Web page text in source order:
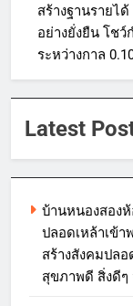
สร้างฐานรายไ
อย่างยั่งยืน โชว์
ระหว่างกาล
Latest
บ้านหนองสอง
ปลอดเหล้าเข้
สร้างสังคมปล
สุขภาพดี สิ่งดีๆ